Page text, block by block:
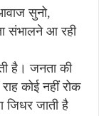
सुनो,
संभालने आ रही
है। जनता की
कोई नहीं रोक
जाती है